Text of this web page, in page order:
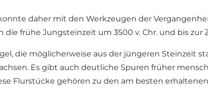
daher mit den Werkzeugen der
frühe Jungsteinzeit um 3500 v. Chr. und bis
die möglicherweise aus der jüngeren Steinzeit
Es gibt auch deutliche Spuren früher
Flurstücke gehören zu den am besten